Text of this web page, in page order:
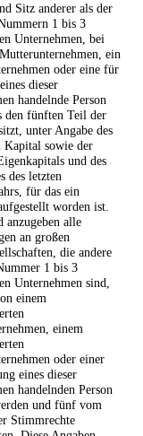
Sitz anderer als der
1 bis 3
Unternehmen, bei
ein
oder eine für
dieser
handelnde Person
den fünften Teil der
unter Angabe des
Kapital sowie der
und des
des letzten
für das ein
worden ist.
anzugeben alle
an großen
die andere
1 bis 3
Unternehmen sind,
einem
einem
oder einer
eines dieser
handelnden Person
und fünf vom
Stimmrechte